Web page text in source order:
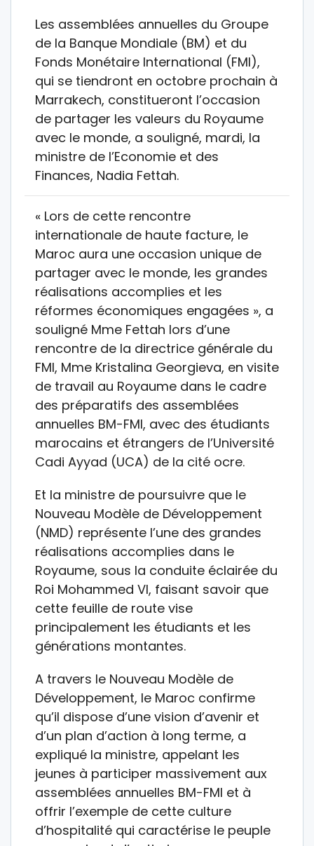
Les assemblées annuelles du Groupe
de la Banque Mondiale (BM) et du
Fonds Monétaire International (FMI),
qui se tiendront en octobre prochain à
Marrakech, constitueront l’occasion
de partager les valeurs du Royaume
avec le monde, a souligné, mardi, la
ministre de l’Economie et des
Finances, Nadia Fettah.
« Lors de cette rencontre
internationale de haute facture, le
Maroc aura une occasion unique de
partager avec le monde, les grandes
réalisations accomplies et les
réformes économiques engagées », a
souligné Mme Fettah lors d’une
rencontre de la directrice générale du
FMI, Mme Kristalina Georgieva, en visite
de travail au Royaume dans le cadre
des préparatifs des assemblées
annuelles BM-FMI, avec des étudiants
marocains et étrangers de l’Université
Cadi Ayyad (UCA) de la cité ocre.
Et la ministre de poursuivre que le
Nouveau Modèle de Développement
(NMD) représente l’une des grandes
réalisations accomplies dans le
Royaume, sous la conduite éclairée du
Roi Mohammed VI, faisant savoir que
cette feuille de route vise
principalement les étudiants et les
générations montantes.
A travers le Nouveau Modèle de
Développement, le Maroc confirme
qu’il dispose d’une vision d’avenir et
d’un plan d’action à long terme, a
expliqué la ministre, appelant les
jeunes à participer massivement aux
assemblées annuelles BM-FMI et à
offrir l’exemple de cette culture
d’hospitalité qui caractérise le peuple